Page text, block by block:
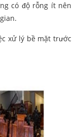
có độ rỗng ít nên
xử lý bề mặt trước